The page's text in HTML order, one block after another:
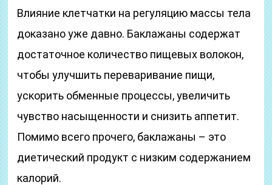
Влияние клетчатки на регуляцию массы тела
доказано уже давно. Баклажаны содержат
достаточное количество пищевых волокон,
чтобы улучшить переваривание пищи,
ускорить обменные процессы, увеличить
чувство насыщенности и снизить аппетит.
Помимо всего прочего, баклажаны – это
диетический продукт с низким содержанием
калорий.